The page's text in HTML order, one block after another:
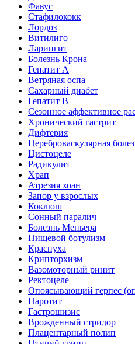
Фавус
Стафилококк
Лордоз
Витилиго
Ларингит
Болезнь Крона
Гепатит A
Ветряная оспа
Сахарный диабет
Гепатит B
Сезонное аффективное
Хронический гастрит
Дифтерия
Цереброваскулярная
Цистоцеле
Радикулит
Храп
Атрезия хоан
Запор у взрослых
Коклюш
Сонный паралич
Болезнь Меньера
Пищевой ботулизм
Краснуха
Крипторхизм
Вазомоторный ринит
Ректоцеле
Опоясывающий герпес
Паротит
Гастрошизис
Врожденный стридор
Плацентарный полип